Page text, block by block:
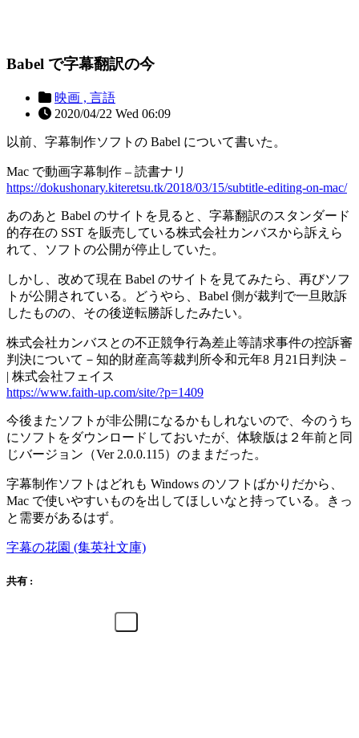
Babel で字幕翻訳の今
映画 , 言語
2020/04/22 Wed 06:09
以前、字幕制作ソフトの Babel について書いた。
Mac で動画字幕制作 – 読書ナリ
https://dokushonary.kiteretsu.tk/2018/03/15/subtitle-editing-on-mac/
あのあと Babel のサイトを見ると、字幕翻訳のスタンダード
的存在の SST を販売している株式会社カンバスから訴えら
れて、ソフトの公開が停止していた。
しかし、改めて現在 Babel のサイトを見てみたら、再びソフ
トが公開されている。どうやら、Babel 側が裁判で一旦敗訴
したものの、その後逆転勝訴したみたい。
株式会社カンバスとの不正競争行為差止等請求事件の控訴審
判決について－知的財産高等裁判所令和元年8 月21日判決－
| 株式会社フェイス
https://www.faith-up.com/site/?p=1409
今後またソフトが非公開になるかもしれないので、今のうち
にソフトをダウンロードしておいたが、体験版は２年前と同
じバージョン（Ver 2.0.0.115）のままだった。
字幕制作ソフトはどれも Windows のソフトばかりだから、
Mac で使いやすいものを出してほしいなと持っている。きっ
と需要があるはず。
字幕の花園 (集英社文庫)
共有 :